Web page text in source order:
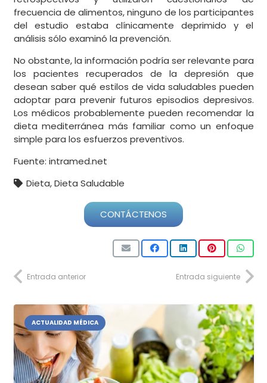
frecuencia de alimentos, ninguno de los participantes
del estudio estaba clínicamente deprimido y el
análisis sólo examinó la prevención.
No obstante, la información podría ser relevante para
los pacientes recuperados de la depresión que
desean saber qué estilos de vida saludables pueden
adoptar para prevenir futuros episodios depresivos.
Los médicos probablemente pueden recomendar la
dieta mediterránea más familiar como un enfoque
simple para los esfuerzos preventivos.
Fuente: intramed.net
Dieta,Dieta Saludable
CONTÁCTENOS
Entrada anterior Entrada siguiente
ACTUALIDAD MÉDICA